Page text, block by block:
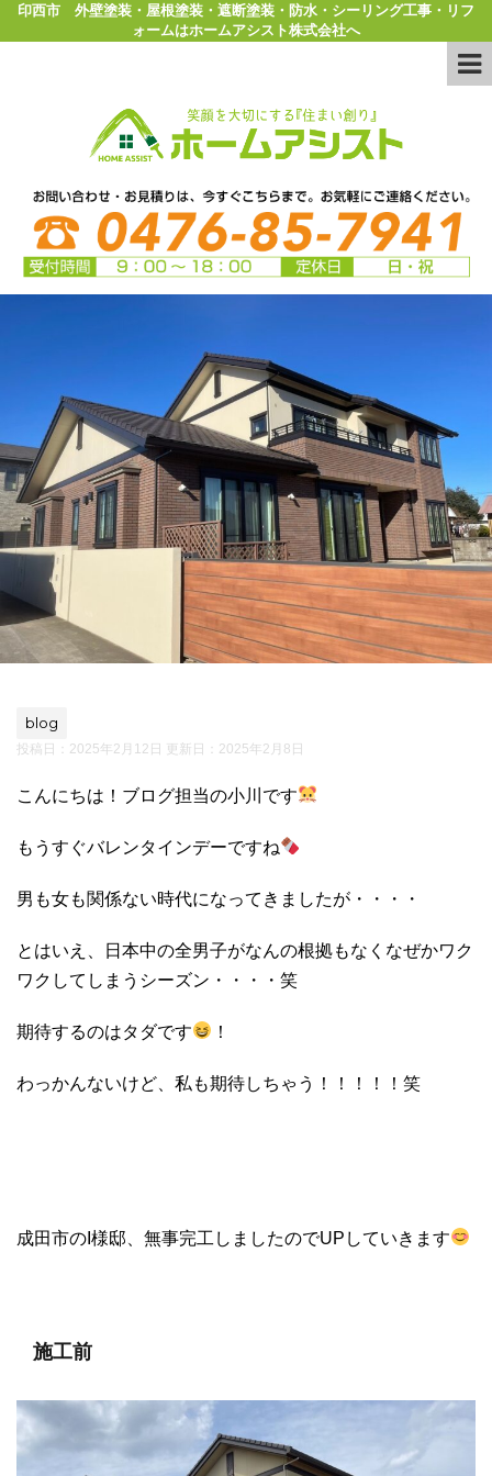
印西市 外壁塗装・屋根塗装・遮断塗装・防水・シーリング工事・リフ
ォームはホームアシスト株式会社へ
blog
投稿日：2025年2月12日 更新日： 2025年2月8日
こんにちは！ブログ担当の小川です
もうすぐバレンタインデーですね
男も女も関係ない時代になってきましたが・・・・
とはいえ、日本中の全男子がなんの根拠もなくなぜかワク
ワクしてしまうシーズン・・・・笑
期待するのはタダです ！
わっかんないけど、私も期待しちゃう！！！！！笑
成田市のI様邸、無事完工しましたのでUPしていきます
施工前